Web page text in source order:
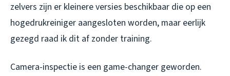
zelvers zijn er kleinere versies beschikbaar die op een
hogedrukreiniger aangesloten worden, maar eerlijk
gezegd raad ik dit af zonder training.
Camera-inspectie is een game-changer geworden.